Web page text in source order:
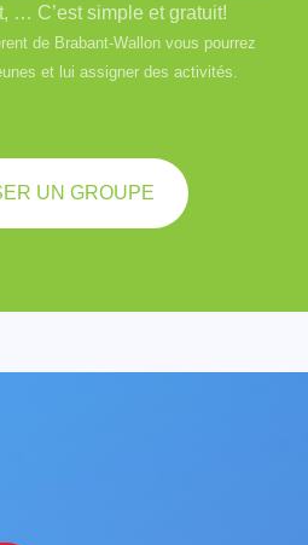
… C’est simple et gratuit!
de Brabant-Wallon vous pourrez
et lui assigner des activités.
UN GROUPE